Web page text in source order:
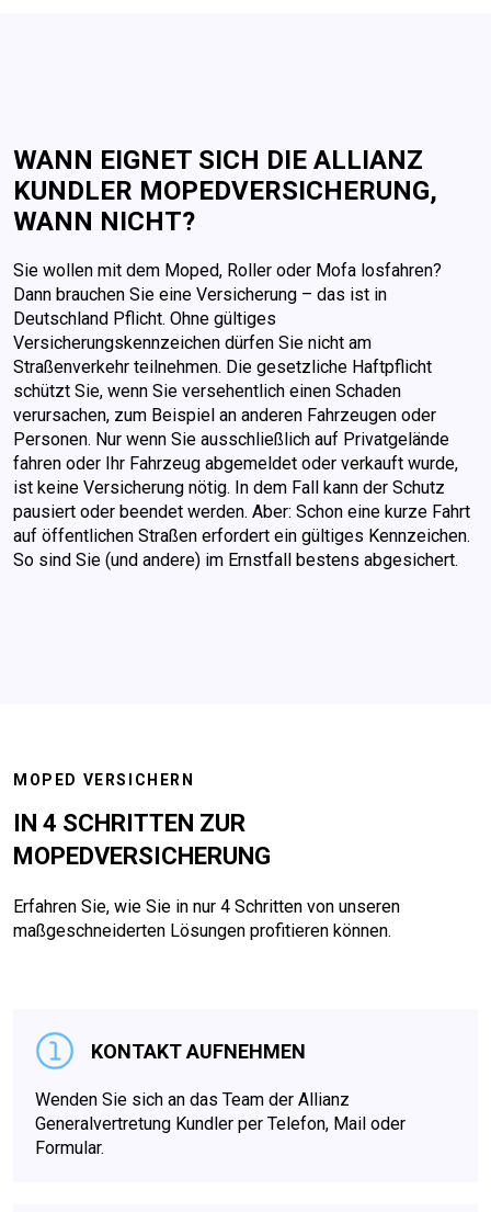
WANN EIGNET SICH DIE ALLIANZ
KUNDLER MOPEDVERSICHERUNG,
WANN NICHT?
Sie wollen mit dem Moped, Roller oder Mofa losfahren?
Dann brauchen Sie eine Versicherung – das ist in
Deutschland Pflicht. Ohne gültiges
Versicherungskennzeichen dürfen Sie nicht am
Straßenverkehr teilnehmen. Die gesetzliche Haftpflicht
schützt Sie, wenn Sie versehentlich einen Schaden
verursachen, zum Beispiel an anderen Fahrzeugen oder
Personen. Nur wenn Sie ausschließlich auf Privatgelände
fahren oder Ihr Fahrzeug abgemeldet oder verkauft wurde,
ist keine Versicherung nötig. In dem Fall kann der Schutz
pausiert oder beendet werden. Aber: Schon eine kurze Fahrt
auf öffentlichen Straßen erfordert ein gültiges Kennzeichen.
So sind Sie (und andere) im Ernstfall bestens abgesichert.
MOPED VERSICHERN
IN 4 SCHRITTEN ZUR
MOPEDVERSICHERUNG
Erfahren Sie, wie Sie in nur 4 Schritten von unseren
maßgeschneiderten Lösungen profitieren können.
KONTAKT AUFNEHMEN
Wenden Sie sich an das Team der Allianz
Generalvertretung Kundler per Telefon, Mail oder
Formular.